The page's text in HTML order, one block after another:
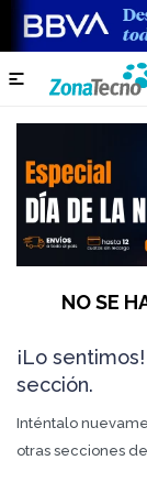

NO SE
¡Lo
sección.
Inténtalo
otras secciones